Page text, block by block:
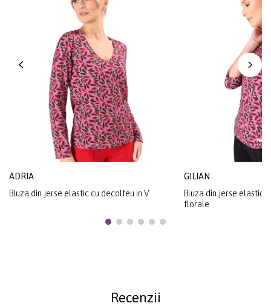
ADRIA
Bluza din jerse elastic cu decolteu in V
GILIAN
Bluza din jerse elastic
florale
Recenzii